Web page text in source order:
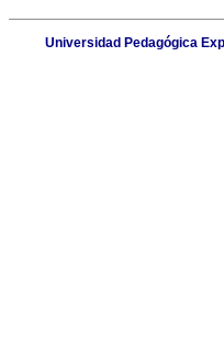
Universidad Pedagógica